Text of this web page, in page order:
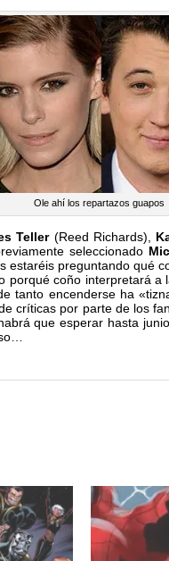
Ole ahí los repartazos guapos
Teller(Reed Richards),
seleccionado
estaréis preguntando qué
porqué coño interpretará
tanto encenderse ha
críticas por parte de los
que esperar hasta